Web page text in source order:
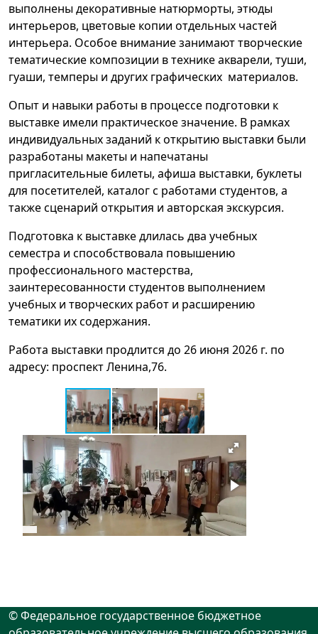
выполнены декоративные натюрморты, этюды
интерьеров, цветовые копии отдельных частей
интерьера. Особое внимание занимают творческие
тематические композиции в технике акварели, туши,
гуаши, темперы и других графических материалов.
Опыт и навыки работы в процессе подготовки к
выставке имели практическое значение. В рамках
индивидуальных заданий к открытию выставки были
разработаны макеты и напечатаны
пригласительные билеты, афиша выставки, буклеты
для посетителей, каталог с работами студентов, а
также сценарий открытия и авторская экскурсия.
Подготовка к выставке длилась два учебных
семестра и способствовала повышению
профессионального мастерства,
заинтересованности студентов выполнением
учебных и творческих работ и расширению
тематики их содержания.
Работа выставки продлится до 26 июня 2026 г. по
адресу: проспект Ленина,76.
© Федеральное государственное бюджетное